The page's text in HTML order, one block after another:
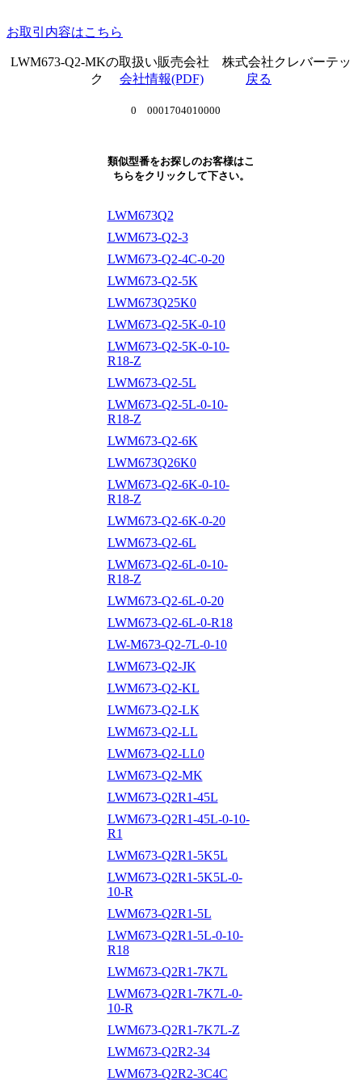
お取引内容はこちら
LWM673-Q2-MKの取扱い販売会社 株式会社クレバーテッ
ク 会社情報(PDF) 戻る
0 0001704010000
類似型番をお探しのお客様はこ
ちらをクリックして下さい。
LWM673Q2
LWM673-Q2-3
LWM673-Q2-4C-0-20
LWM673-Q2-5K
LWM673Q25K0
LWM673-Q2-5K-0-10
LWM673-Q2-5K-0-10-
R18-Z
LWM673-Q2-5L
LWM673-Q2-5L-0-10-
R18-Z
LWM673-Q2-6K
LWM673Q26K0
LWM673-Q2-6K-0-10-
R18-Z
LWM673-Q2-6K-0-20
LWM673-Q2-6L
LWM673-Q2-6L-0-10-
R18-Z
LWM673-Q2-6L-0-20
LWM673-Q2-6L-0-R18
LW-M673-Q2-7L-0-10
LWM673-Q2-JK
LWM673-Q2-KL
LWM673-Q2-LK
LWM673-Q2-LL
LWM673-Q2-LL0
LWM673-Q2-MK
LWM673-Q2R1-45L
LWM673-Q2R1-45L-0-10-
R1
LWM673-Q2R1-5K5L
LWM673-Q2R1-5K5L-0-
10-R
LWM673-Q2R1-5L
LWM673-Q2R1-5L-0-10-
R18
LWM673-Q2R1-7K7L
LWM673-Q2R1-7K7L-0-
10-R
LWM673-Q2R1-7K7L-Z
LWM673-Q2R2-34
LWM673-Q2R2-3C4C